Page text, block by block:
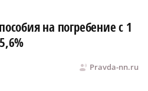
на погребение с 1
Pravda-nn.ru